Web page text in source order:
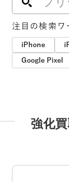
注目の検索ワ
iPhone
Google Pixel
強化